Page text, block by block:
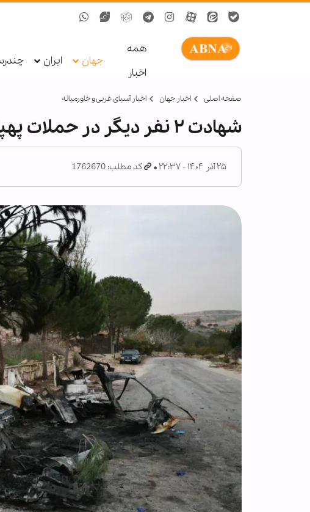
همه
اخبار
جهان ایران
صفحه اصلی اخبار جهان اخبار آسیای غربی و خاورمیانه
شهادت ۲ نفر دیگر در حملات پهپادی اسرائیل به خاک لبنان
۲۵ آذر ۱۴۰۴ - ۲۲:۳۷ کد مطلب: 1762670